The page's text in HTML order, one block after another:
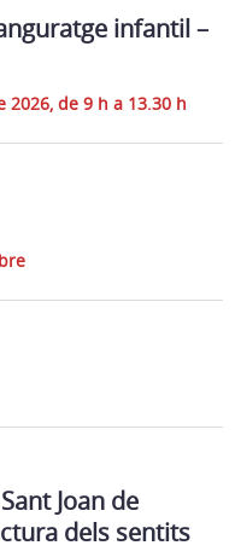
infantil –
2026, de 9 h a 13.30 h
Joan de
dels sentits